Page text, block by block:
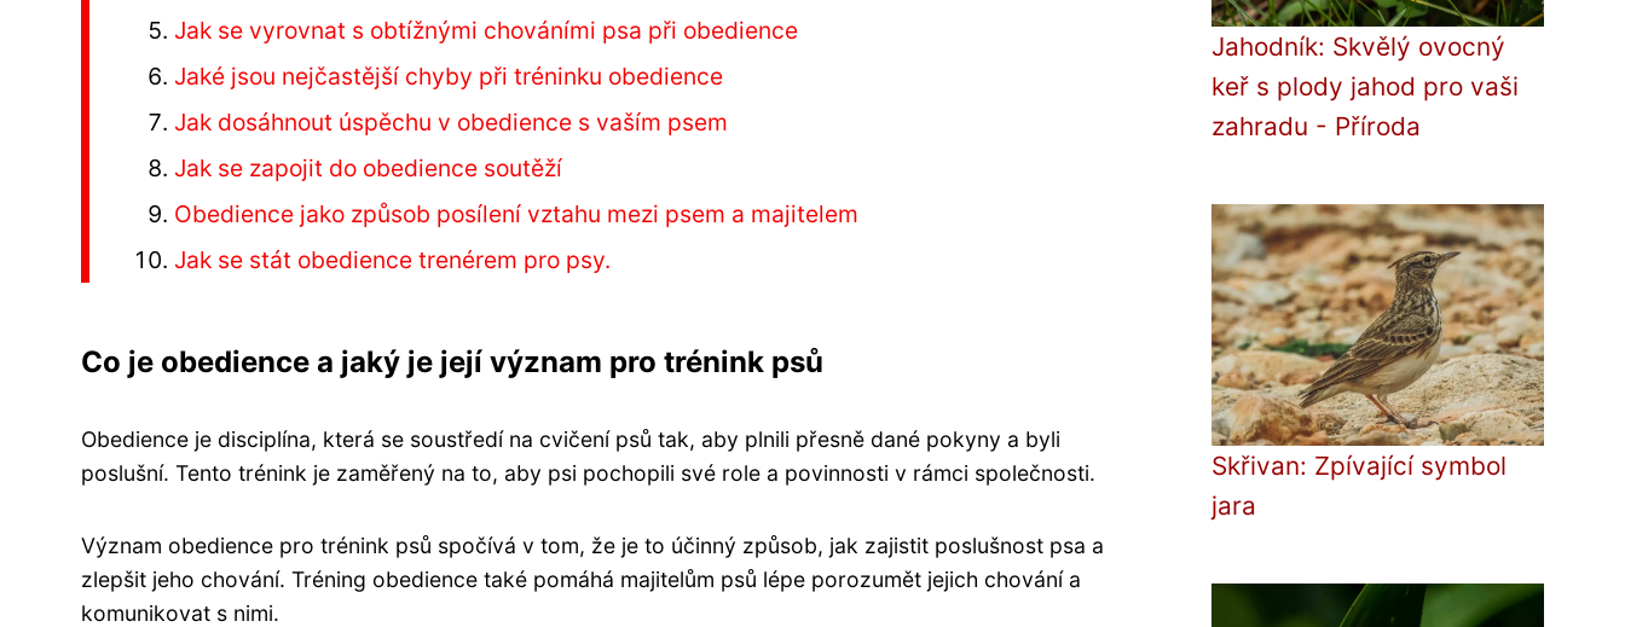
Jak se vyrovnat s obtížnými chováními psa při obedience
Jaké jsou nejčastější chyby při tréninku obedience
Jak dosáhnout úspěchu v obedience s vaším psem
Jak se zapojit do obedience soutěží
Obedience jako způsob posílení vztahu mezi psem a majitelem
Jak se stát obedience trenérem pro psy.
Co je obedience a jaký je její význam pro trénink psů
Obedience je disciplína, která se soustředí na cvičení psů tak, aby plnili přesně dané pokyny a byli
poslušní. Tento trénink je zaměřený na to, aby psi pochopili své role a povinnosti v rámci společnosti.
Význam obedience pro trénink psů spočívá v tom, že je to účinný způsob, jak zajistit poslušnost psa a
zlepšit jeho chování. Tréning obedience také pomáhá majitelům psů lépe porozumět jejich chování a
komunikovat s nimi.
Jahodník: Skvělý ovocný
keř s plody jahod pro vaši
zahradu - Příroda
Skřivan: Zpívající symbol
jara